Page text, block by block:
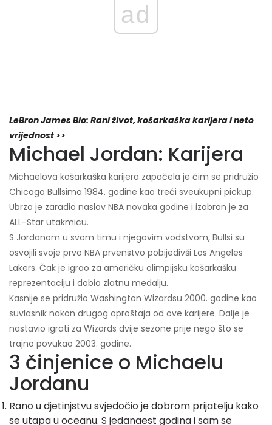
ad
LeBron James Bio: Rani život, košarkaška karijera i neto
vrijednost >>
Michael Jordan: Karijera
Michaelova košarkaška karijera započela je čim se pridružio
Chicago Bullsima 1984. godine kao treći sveukupni pickup.
Ubrzo je zaradio naslov NBA novaka godine i izabran je za
ALL-Star utakmicu.
S Jordanom u svom timu i njegovim vodstvom, Bullsi su
osvojili svoje prvo NBA prvenstvo pobijedivši Los Angeles
Lakers. Čak je igrao za američku olimpijsku košarkašku
reprezentaciju i dobio zlatnu medalju.
Kasnije se pridružio Washington Wizardsu 2000. godine kao
suvlasnik nakon drugog oproštaja od ove karijere. Dalje je
nastavio igrati za Wizards dvije sezone prije nego što se
trajno povukao 2003. godine.
3 činjenice o Michaelu
Jordanu
Rano u djetinjstvu svjedočio je dobrom prijatelju kako
se utapa u oceanu. S jedanaest godina i sam se